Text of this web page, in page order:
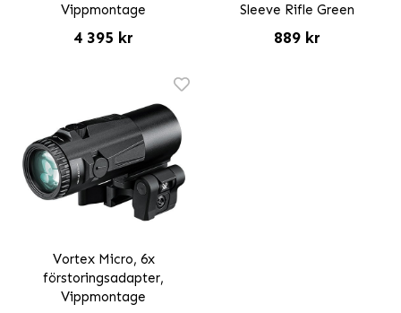
Vippmontage
4 395 kr
Sleeve Rifle Green
889 kr
Vortex Micro, 6x
förstoringsadapter,
Vippmontage